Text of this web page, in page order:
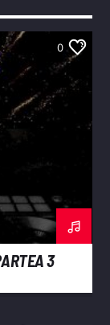
0
3